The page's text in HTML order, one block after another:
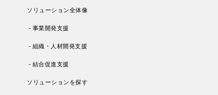
ソリューション全体像
- 事業開発支援
- 組織・人材開発支援
- 結合促進支援
ソリューションを探す